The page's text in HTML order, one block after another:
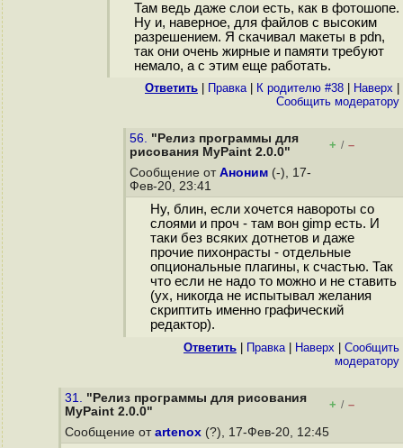
Там ведь даже слои есть, как в фотошопе.
Ну и, наверное, для файлов с высоким
разрешением. Я скачивал макеты в pdn,
так они очень жирные и памяти требуют
немало, а с этим еще работать.
Ответить Правка| К родителю #38 Наверх
Cообщить модератору
56. "Релиз программы для
рисования MyPaint 2.0.0"
+ / –
Сообщение от Аноним (-), 17-
Фев-20, 23:41
Ну, блин, если хочется навороты со
слоями и проч - там вон gimp есть. И
таки без всяких дотнетов и даже
прочие пихонрасты - отдельные
опциональные плагины, к счастью. Так
что если не надо то можно и не ставить
(ух, никогда не испытывал желания
скриптить именно графический
редактор).
Ответить Правка| Наверх
Cообщить
модератору
31. "Релиз программы для рисования
MyPaint 2.0.0"
+ / –
Сообщение от artenox (?), 17-Фев-20, 12:45